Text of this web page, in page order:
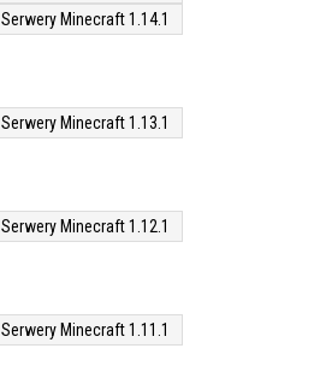
Serwery Minecraft 1.14.1
Serwery Minecraft 1.13.1
Serwery Minecraft 1.12.1
Serwery Minecraft 1.11.1